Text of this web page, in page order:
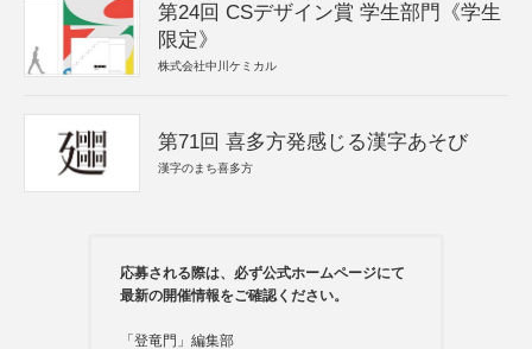
第24回 CSデザイン賞 学生部門《学生
限定》
株式会社中川ケミカル
第71回 喜多方発感じる漢字あそび
漢字のまち喜多方
応募される際は、必ず公式ホームページにて
最新の開催情報をご確認ください。
「登竜門」編集部